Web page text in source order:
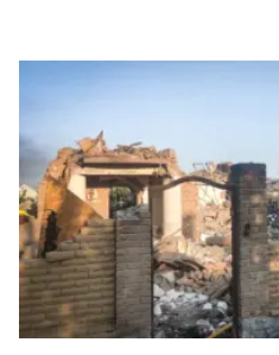
Имя + Моё имя
Электронная почта
+ Мой email
Телефон+ Личный телефон